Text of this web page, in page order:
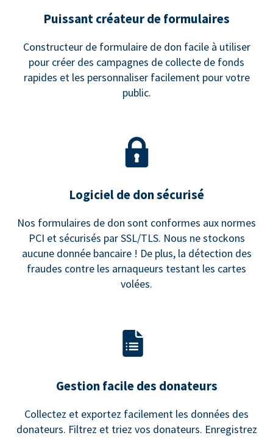
Puissant créateur de formulaires
Constructeur de formulaire de don facile à utiliser
pour créer des campagnes de collecte de fonds
rapides et les personnaliser facilement pour votre
public.
Logiciel de don sécurisé
Nos formulaires de don sont conformes aux normes
PCI et sécurisés par SSL/TLS. Nous ne stockons
aucune donnée bancaire ! De plus, la détection des
fraudes contre les arnaqueurs testant les cartes
volées.
Gestion facile des donateurs
Collectez et exportez facilement les données des
donateurs. Filtrez et triez vos donateurs. Enregistrez